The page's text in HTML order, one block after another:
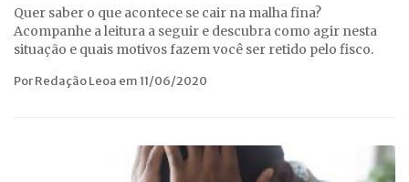
Quer saber o que acontece se cair na malha fina?
Acompanhe a leitura a seguir e descubra como agir nesta
situação e quais motivos fazem você ser retido pelo fisco.
Por Redação Leoa em 11/06/2020